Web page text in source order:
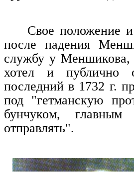
Свое положение
после падения
службу у Меншикова,
хотел и публично
последний в 1732 г.
под "гетманскую
бунчуком,
отправлять".